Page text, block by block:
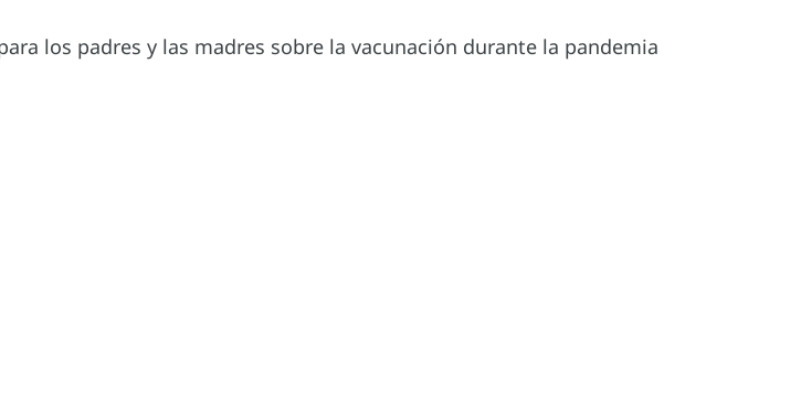
los padres y las madres sobre la vacunación durante la pandemia